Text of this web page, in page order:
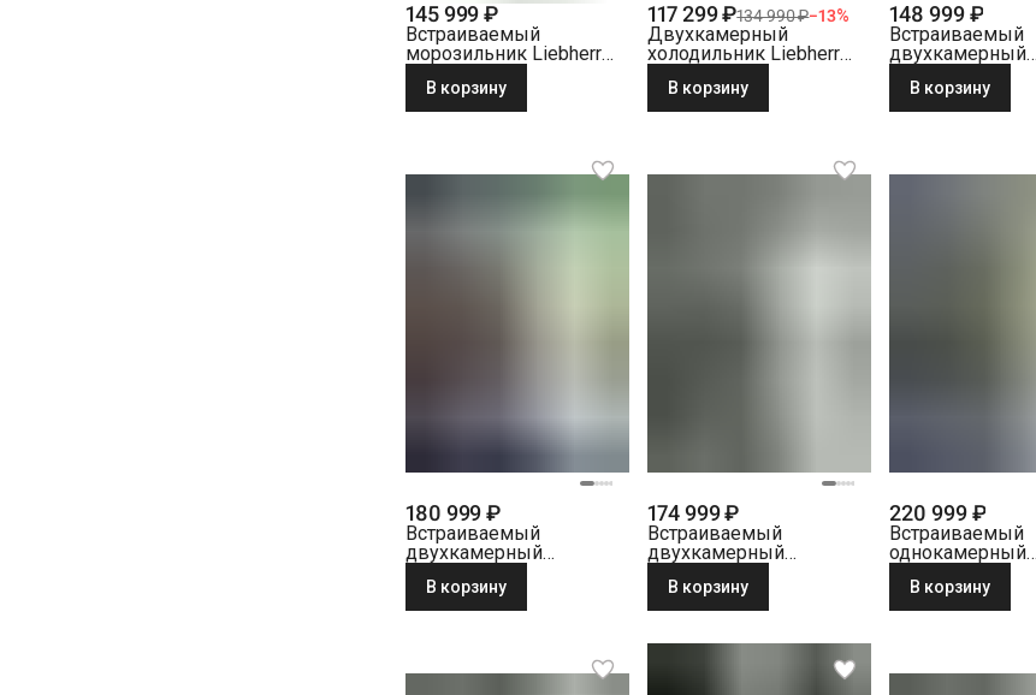
145 999 ₽
Встраиваемый
морозильник Liebherr
В корзину
117 299 ₽134 990 ₽−13%
Двухкамерный
холодильник Liebherr
NoFrost, серебристый
В корзину
148 999 ₽
Встраиваемый
двухкамерный
ICNe 5103-22 001
NoFrost белый
В корзину
180 999 ₽
Встраиваемый
двухкамерный
ICBc 5122-22 001
BioFresh белый
В корзину
174 999 ₽
Встраиваемый
двухкамерный
ICBSd 5122-22 001
BioFresh белый
В корзину
220 999 ₽
Встраиваемый
однокамерный
IRBci 4550-22 001
BioFresh белый
В корзину